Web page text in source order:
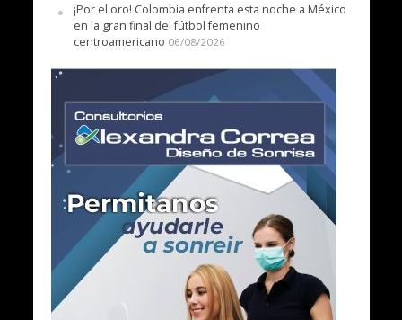
¡Por el oro! Colombia enfrenta esta noche a México
en la gran final del fútbol femenino
centroamericano 06/08/2026